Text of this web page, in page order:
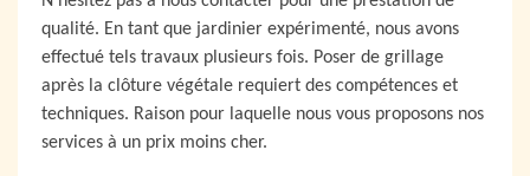
qualité. En tant que jardinier expérimenté, nous avons
effectué tels travaux plusieurs fois. Poser de grillage
après la clôture végétale requiert des compétences et
techniques. Raison pour laquelle nous vous proposons nos
services à un prix moins cher.